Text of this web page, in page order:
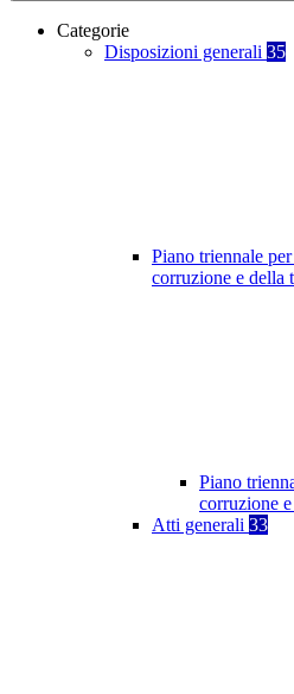
Categorie
Disposizioni generali 35
Piano triennale
corruzione e della
Piano
corruzione
Atti generali 33